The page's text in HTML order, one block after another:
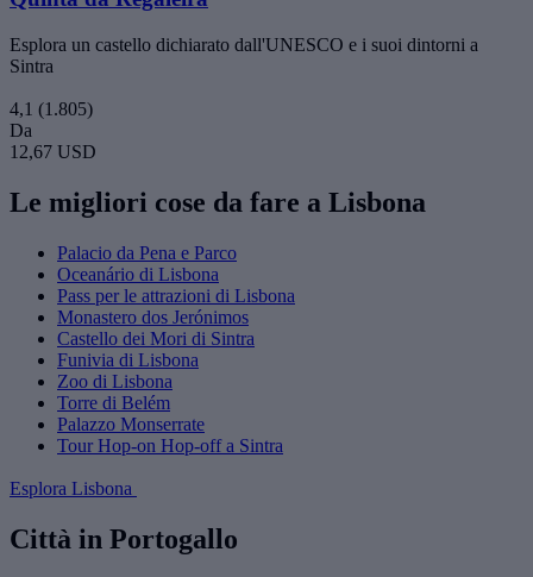
Esplora un castello dichiarato dall'UNESCO e i suoi dintorni a
Sintra
4,1 (1.805)
Da
12,67 USD
Le migliori cose da fare a Lisbona
Palacio da Pena e Parco
Oceanário di Lisbona
Pass per le attrazioni di Lisbona
Monastero dos Jerónimos
Castello dei Mori di Sintra
Funivia di Lisbona
Zoo di Lisbona
Torre di Belém
Palazzo Monserrate
Tour Hop-on Hop-off a Sintra
Esplora Lisbona
Città in Portogallo